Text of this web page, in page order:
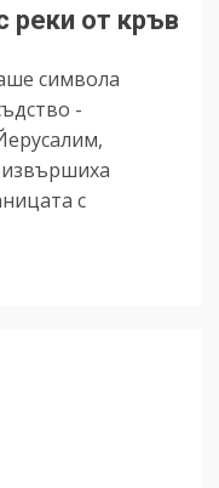
реки от кръв
символа
-
извършиха
с